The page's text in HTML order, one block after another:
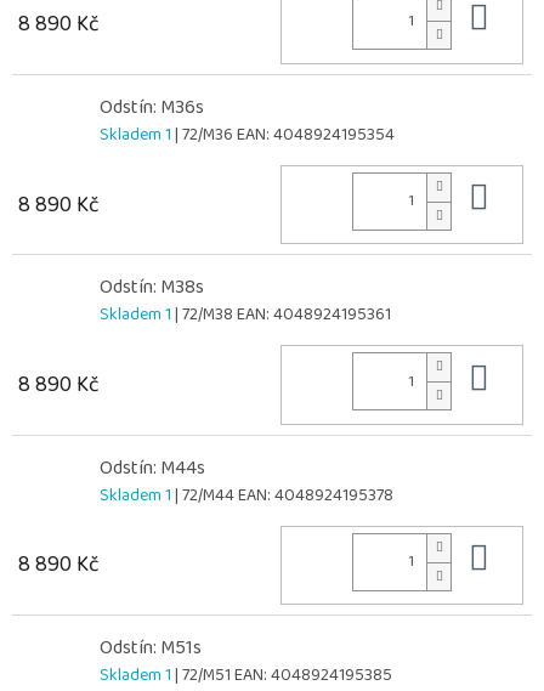
8 890 Kč
Odstín: M36s
Skladem 1| 72/M36EAN:4048924195354
8 890 Kč
Odstín: M38s
Skladem 1| 72/M38EAN:4048924195361
8 890 Kč
Odstín: M44s
Skladem 1| 72/M44EAN:4048924195378
8 890 Kč
Odstín: M51s
Skladem 1| 72/M51EAN:4048924195385